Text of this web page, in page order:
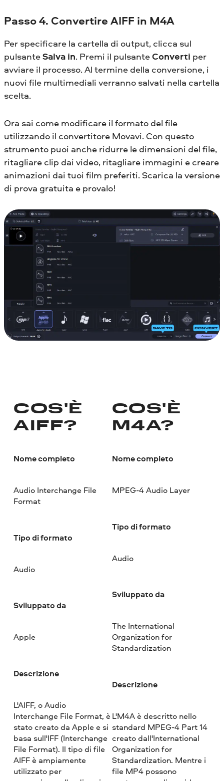
Passo 4. Convertire AIFF in M4A
Per specificare la cartella di output, clicca sul
pulsanteSalva in. Premi il pulsanteConverti per
avviare il processo. Al termine della conversione, i
nuovi file multimediali verranno salvati nella cartella
scelta.
Ora sai come modificare il formato del file
utilizzando il convertitore Movavi. Con questo
strumento puoi anche ridurre le dimensioni del file,
ritagliare clip dai video, ritagliare immagini e creare
animazioni dai tuoi film preferiti. Scarica la versione
di prova gratuita e provalo!
COS'È
AIFF?
Nome completo
Audio Interchange File
Format
Tipo di formato
Audio
Sviluppato da
Apple
Descrizione
L'AIFF, o Audio
Interchange File Format, è
stato creato da Apple e si
basa sull'IFF (Interchange
File Format). Il tipo di file
AIFF è ampiamente
utilizzato per
COS'È
M4A?
Nome completo
MPEG-4 Audio Layer
Tipo di formato
Audio
Sviluppato da
The International
Organization for
Standardization
Descrizione
L'M4A è descritto nello
standard MPEG-4 Part 14
creato dall'International
Organization for
Standardization. Mentre i
file MP4 possono